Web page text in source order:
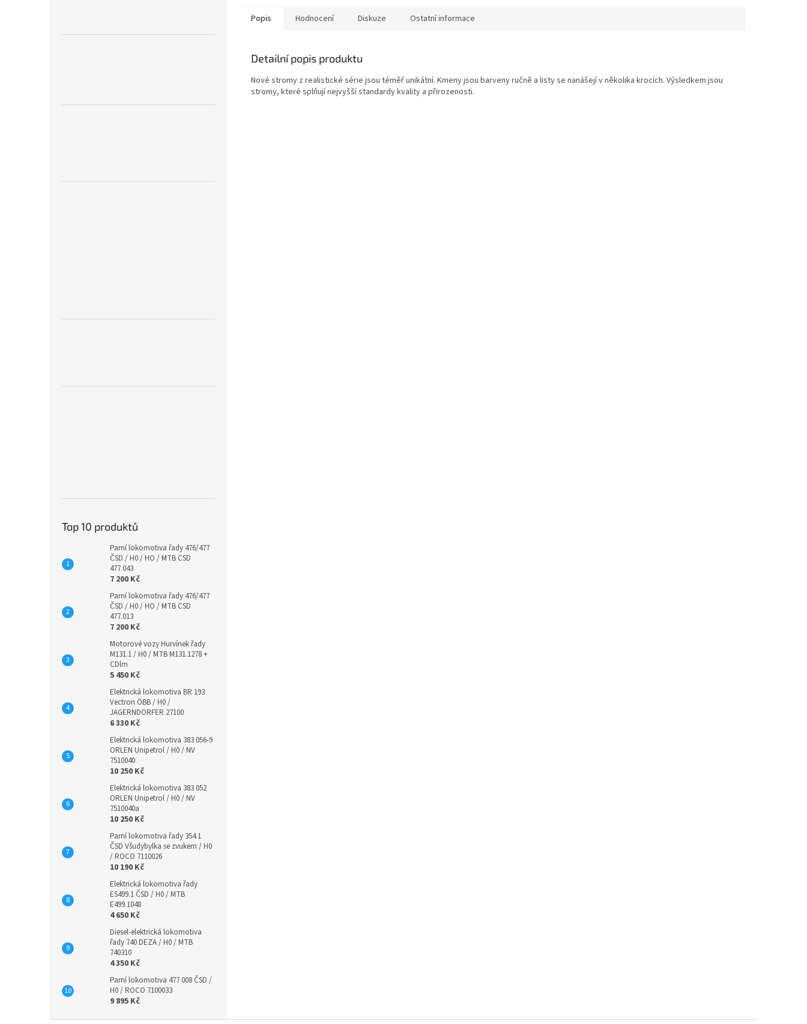
Top 10 produktů
Parní lokomotiva řady 476/477
ČSD / H0 / HO / MTB CSD
477.043
7 200 Kč
Parní lokomotiva řady 476/477
ČSD / H0 / HO / MTB CSD
477.013
7 200 Kč
Motorové vozy Hurvínek řady
M131.1 / H0 / MTB M131.1278 +
CDlm
5 450 Kč
Elektrická lokomotiva BR 193
Vectron ÖBB / H0 /
JAGERNDORFER 27100
6 330 Kč
Elektrická lokomotiva 383 056-9
ORLEN Unipetrol / H0 / NV
7510040
10 250 Kč
Elektrická lokomotiva 383 052
ORLEN Unipetrol / H0 / NV
7510040a
10 250 Kč
Parní lokomotiva řady 354.1
ČSD Všudybylka se zvukem / H0
/ ROCO 7110026
10 190 Kč
Elektrická lokomotiva řady
ES499.1 ČSD / H0 / MTB
E499.1048
4 650 Kč
Diesel-elektrická lokomotiva
řady 740 DEZA / H0 / MTB
740310
4 350 Kč
Parní lokomotiva 477 008 ČSD /
H0 / ROCO 7100033
9 895 Kč
Popis Hodnocení Diskuze Ostatní informace
Detailní popis produktu
Nové stromy z realistické série jsou téměř unikátní. Kmeny jsou barveny ručně a listy se nanášejí v několika krocích. Výsledkem jsou
stromy, které splňují nejvyšší standardy kvality a přirozenosti.